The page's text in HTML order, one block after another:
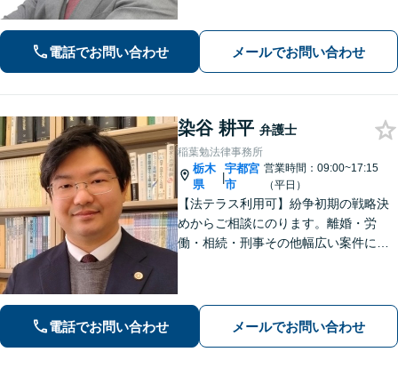
ださい【駐車場あり】【当日・夜間・
休日対応】
電話でお問い合わせ メールでお問い合わせ
染谷 耕平 弁護士
稲葉勉法律事務所
栃木
県
|
宇都宮
市
営業時間：09:00~17:15
（平日）
【法テラス利用可】紛争初期の戦略決
めからご相談にのります。離婚・労
働・相続・刑事その他幅広い案件につ
電話でお問い合わせ メールでお問い合わせ